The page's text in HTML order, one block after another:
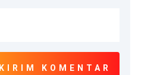
KIRIM KOMENTAR